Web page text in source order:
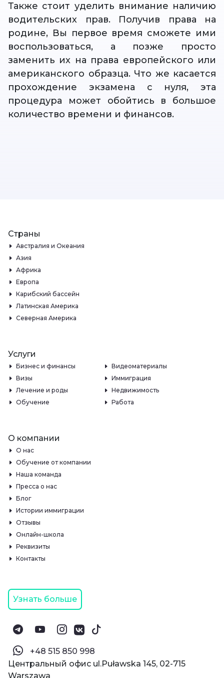
Также стоит уделить внимание наличию
водительских прав. Получив права на
родине, Вы первое время сможете ими
воспользоваться, а позже просто
заменить их на права европейского или
американского образца. Что же касается
прохождение экзамена с нуля, эта
процедура может обойтись в большое
количество времени и финансов.
Страны
Австралия и Океания
Азия
Африка
Европа
Карибский бассейн
Латинская Америка
Северная Америка
Услуги
Бизнес и финансы
Видеоматериалы
Визы
Иммиграция
Лечение и роды
Недвижимость
Обучение
Работа
О компании
О нас
Обучение от компании
Наша команда
Пресса о нас
Блог
Истории иммиграции
Отзывы
Онлайн-школа
Реквизиты
Контакты
Узнать больше
‪+48 515 850 998‬
Центральный офис ul.Puławska 145, 02-715
Warszawa